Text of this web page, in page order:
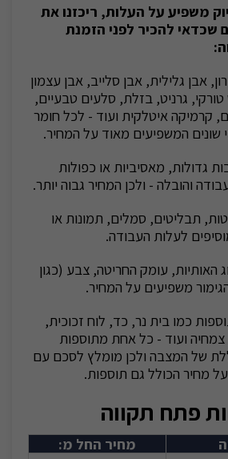
משפיע על העלות, ריכזנו את
שכדאי להכיר לפני הזמנת
אבן גלילית, אבן סלייב, אבן עצמון
טורקי, גרניט, בזלת, סלעים טבעיים,
קרמיקה איטלקית ועוד - לכל חומר
שונים המשפיעים מאוד על המחיר.
גדולות, מאסיביות או כפולות
והובלה - ולכן המחיר גבוה יותר.
תבליטים, סמלים, תמונות או
לעלות העבודה.
האותיות, עומק החריטה, צבע (כגון
משפיעים על המחיר.
כמו בית נר, כד, לוח זכוכית,
ועוד - כל אחת מתוספות
של המצבה ולכן מומלץ לסכם עם
מחיר הכולל גם תוספות.
פתח תקווה
מחיר החל מ: